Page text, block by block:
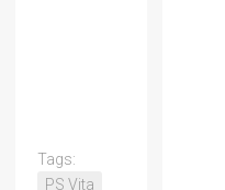
Tags:
PS Vita